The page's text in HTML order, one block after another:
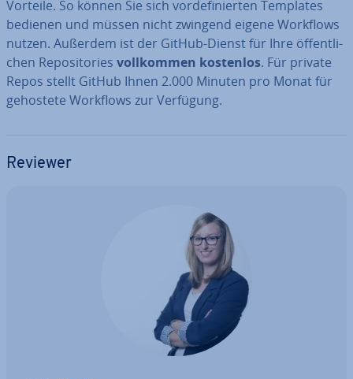
Vorteile. So können Sie sich vor­de­fi­nier­ten Templates
bedienen und müssen nicht zwingend eigene Workflows
nutzen. Außerdem ist der GitHub-Dienst für Ihre öf­fent­li­
chen Re­po­si­to­ries voll­kom­men kostenlos. Für private
Repos stellt GitHub Ihnen 2.000 Minuten pro Monat für
gehostete Workflows zur Verfügung.
Reviewer